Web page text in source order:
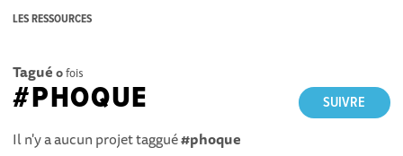
LES RESSOURCES
Tagué 0fois
SUIVRE
#PHOQUE
Il n'y a aucun projet taggué#phoque